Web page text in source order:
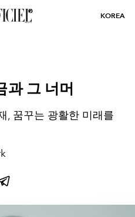
KOREA
과 그 너머
, 꿈꾸는 광활한 미래를